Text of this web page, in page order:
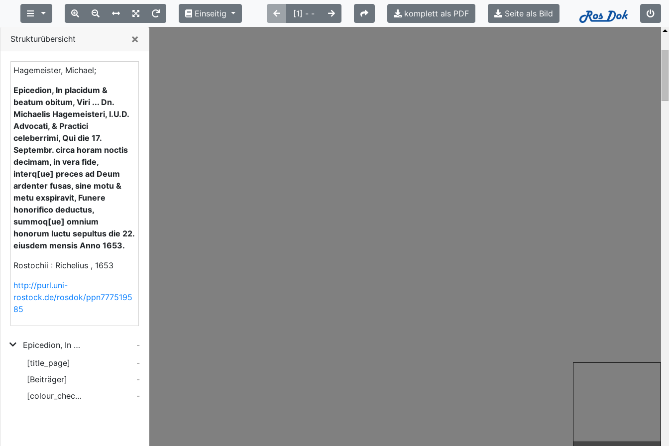
Strukturübersicht ×
Hagemeister, Michael;
Epicedion, In placidum &
beatum obitum, Viri ... Dn.
Michaelis Hagemeisteri, I.U.D.
Advocati, & Practici
celeberrimi, Qui die 17.
Septembr. circa horam noctis
decimam, in vera fide,
interq[ue] preces ad Deum
ardenter fusas, sine motu &
metu exspiravit, Funere
honorifico deductus,
summoq[ue] omnium
honorum luctu sepultus die 22.
eiusdem mensis Anno 1653.
Rostochii : Richelius , 1653
http://purl.uni-
rostock.de/rosdok/ppn7775195
85
Epicedion, In placidum & beatum obitum, Viri ... Dn. Michaelis Hagemeisteri, I.U.D. Advocati, & Practici celeberrimi, Qui die 17. Septembr. circa horam noctis decimam, in vera fide, interq[ue] preces ad Deum ardenter fusas, sine motu & metu exspiravit, Funere honorifico deductus, summoq[ue] omnium honorum luctu sepultus die 22. eiusdem mensis Anno 1653.
-
[title_page]
-
[Beiträger]
-
[colour_checker]
-
Einseitig komplett als PDF Seite als Bild